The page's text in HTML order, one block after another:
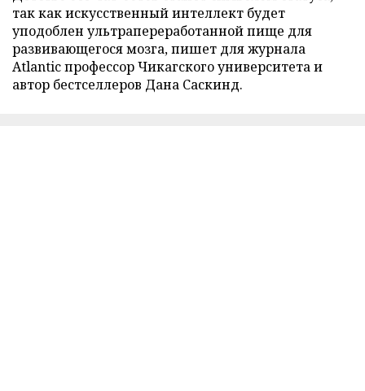
так как искусственный интеллект будет
уподоблен ультрапереработанной пище для
развивающегося мозга, пишет для журнала
Atlantic профессор Чикагского университета и
автор бестселлеров Дана Саскинд.